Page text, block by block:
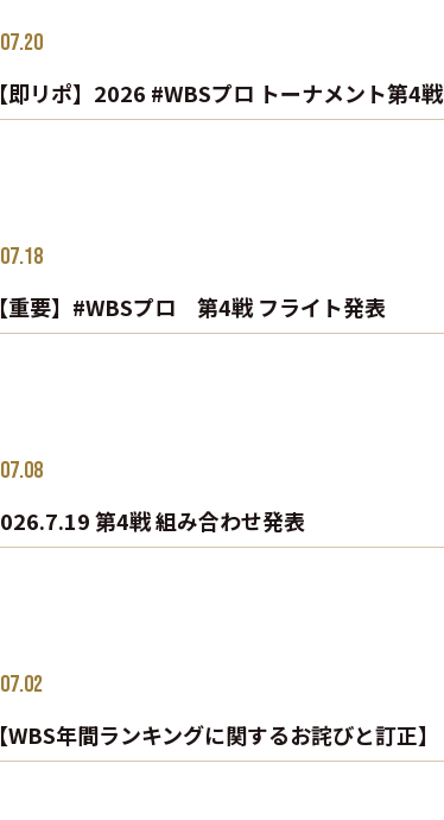
【即リポ】2026 #WBSプロ トーナメント第4戦
【重要】#WBSプロ 第4戦 フライト発表
第4戦 組み合わせ発表
【WBS年間ランキングに関するお詫びと訂正】